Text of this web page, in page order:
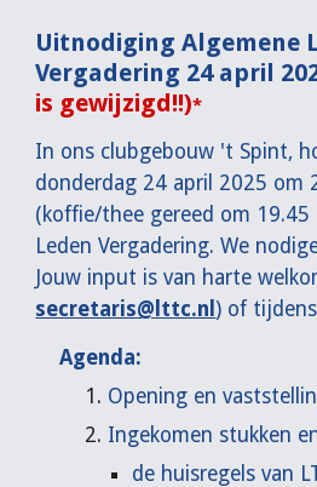
Uitnodiging Algemene
Vergadering 24 april
is gewijzigd!!)*
In ons clubgebouw 't Spint,
donderdag 24 april 2025 om
(koffie/thee gereed om 19.45
Leden Vergadering. We
Jouw input is van harte
secretaris@lttc.nl) of
Agenda:
Opening en
Ingekomen stukken
de huisregels van